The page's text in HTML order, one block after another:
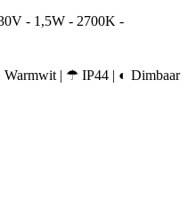
- 1,5W - 2700K -
| ☂ IP44 | ◐ Dimbaar